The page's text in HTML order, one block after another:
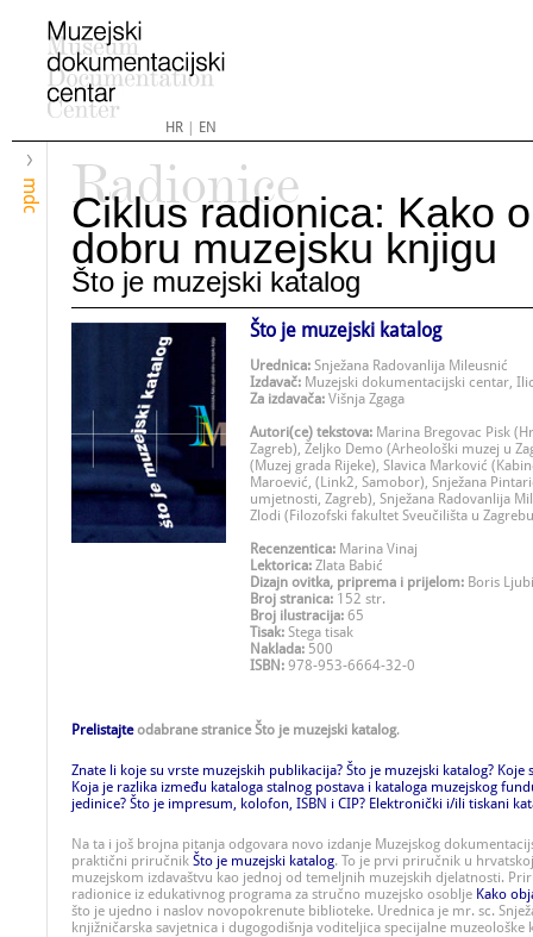
HR| EN
mdc
Radionice
Ciklus radionica: Kako
dobru muzejsku knjigu
Što je muzejski katalog
Što je muzejski katalog
Urednica: Snježana Radovanlija Mileusnić
Izdavač: Muzejski dokumentacijski centar,
Za izdavača: Višnja Zgaga
Autori(ce) tekstova: Marina Bregovac Pisk
Zagreb), Željko Demo (Arheološki muzej u
(Muzej grada Rijeke), Slavica Marković
Maroević, (Link2, Samobor), Snježana
umjetnosti, Zagreb), Snježana Radovanlija
Zlodi (Filozofski fakultet Sveučilišta u
Recenzentica: Marina Vinaj
Lektorica: Zlata Babić
Dizajn ovitka, priprema i prijelom: Boris
Broj stranica: 152 str.
Broj ilustracija: 65
Tisak: Stega tisak
Naklada: 500
ISBN: 978-953-6664-32-0
Prelistajte odabrane stranice Što je muzejski katalog.
Znate li koje su vrste muzejskih publikacija? Što je muzejski katalog? Koje
Koja je razlika između kataloga stalnog postava i kataloga muzejskog
jedinice? Što je impresum, kolofon, ISBN i CIP? Elektronički i/ili tiskani
Na ta i još brojna pitanja odgovara novo izdanje Muzejskog
praktični priručnik Što je muzejski katalog. To je prvi priručnik u
muzejskom izdavaštvu kao jednoj od temeljnih muzejskih djelatnosti.
radionice iz edukativnog programa za stručno muzejsko osoblje Kako
što je ujedno i naslov novopokrenute biblioteke. Urednica je mr. sc.
knjižničarska savjetnica i dugogodišnja voditeljica specijalne muzeološke